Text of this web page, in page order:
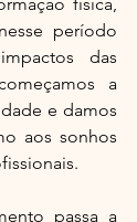
período
das
a
e damos
aos sonhos
passa a